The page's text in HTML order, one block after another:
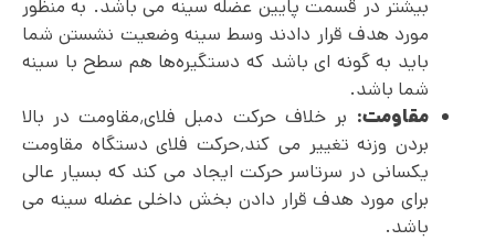
بیشتر در قسمت پایین عضله سینه می باشد. به منظور
مورد هدف قرار دادند وسط سینه وضعیت نشستن شما
باید به گونه ای باشد که دستگیره‌ها هم سطح با سینه
شما باشد.
مقاومت:
بر خلاف حرکت دمبل فلای٬مقاومت در بالا
بردن وزنه تغییر می کند٬حرکت فلای دستگاه مقاومت
یکسانی در سرتاسر حرکت ایجاد می ‌کند که بسیار عالی
برای مورد هدف قرار دادن بخش داخلی عضله سینه می
باشد.